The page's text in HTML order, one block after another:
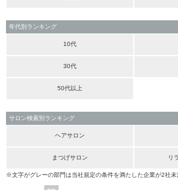
年代別ランキング
10代
30代
50代以上
サロン検索別ランキング
ヘアサロン
まつげサロン リ
※文字がグレーの部門は当社規定の条件を満たした企業が2社未